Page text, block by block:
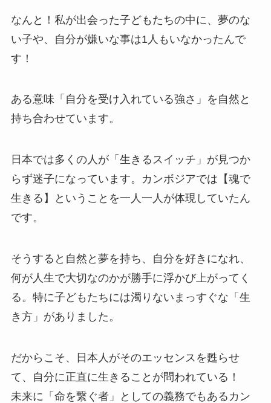
なんと！私が出会った子どもたちの中に、夢のな
い子や、自分が嫌いな事は1人もいなかったんで
す！
ある意味「自分を受け入れている強さ」を自然と
持ち合わせています。
日本では多くの人が「生きるスイッチ」が見つか
らず迷子になっています。カンボジアでは【魂で
生きる】ということを一人一人が体現していたん
です。
そうすると自然と夢を持ち、自分を好きになれ、
何が人生で大切なのかが勝手に浮かび上がってく
る。特に子どもたちには濁りないまっすぐな「生
き方」がありました。
だからこそ、日本人がそのエッセンスを甦らせ
て、自分に正直に生きることが問われている！
未来に「命を繋ぐ者」としての義務でもあるカン